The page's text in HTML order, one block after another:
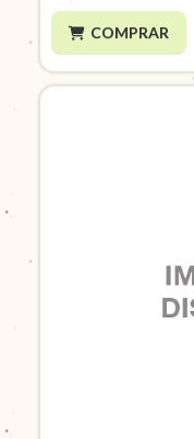
COMPRAR